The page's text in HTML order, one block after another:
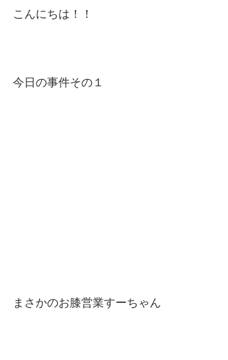
こんにちは！！
今日の事件その１
まさかのお膝営業すーちゃん